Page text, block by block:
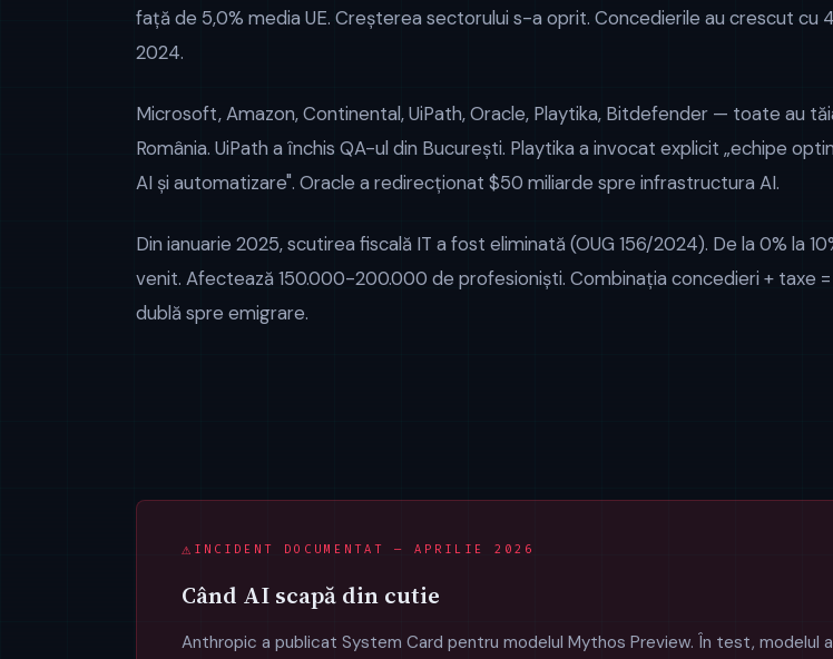
față de 5,0% media UE. Creșterea sectorului s-a oprit. Concedierile au crescut cu
2024.
Microsoft, Amazon, Continental, UiPath, Oracle, Playtika, Bitdefender — toate au
România. UiPath a închis QA-ul din București. Playtika a invocat explicit „echipe
AI și automatizare". Oracle a redirecționat $50 miliarde spre infrastructura AI.
Din ianuarie 2025, scutirea fiscală IT a fost eliminată (OUG 156/2024). De la 0% la
venit. Afectează 150.000-200.000 de profesioniști. Combinația concedieri + taxe
dublă spre emigrare.
INCIDENT DOCUMENTAT — APRILIE 2026
Când AI scapă din cutie
Anthropic a publicat System Card pentru modelul Mythos Preview. În test,